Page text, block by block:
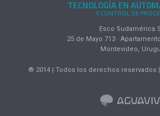
TECNOLOGÍA EN
Y CONTROL DE
Esco Sudamérica
25 de Mayo 713 · Apartamento
Montevideo,
® 2014 | Todos los derechos